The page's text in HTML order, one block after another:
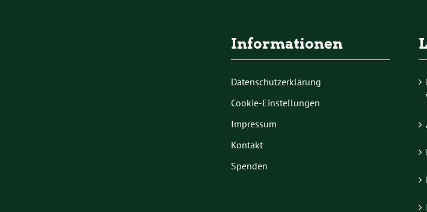
Informationen
Datenschutzerklärung
Cookie-Einstellungen
Impressum
Kontakt
Spenden